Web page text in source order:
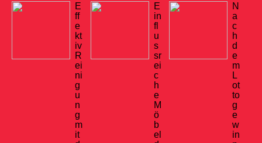
E
ff
e
kt
iv
R
ei
ni
g
u
n
g
m
it
E
in
fl
u
s
sr
ei
c
h
e
M
ö
b
el
N
a
c
h
d
e
m
L
ot
to
g
e
w
in